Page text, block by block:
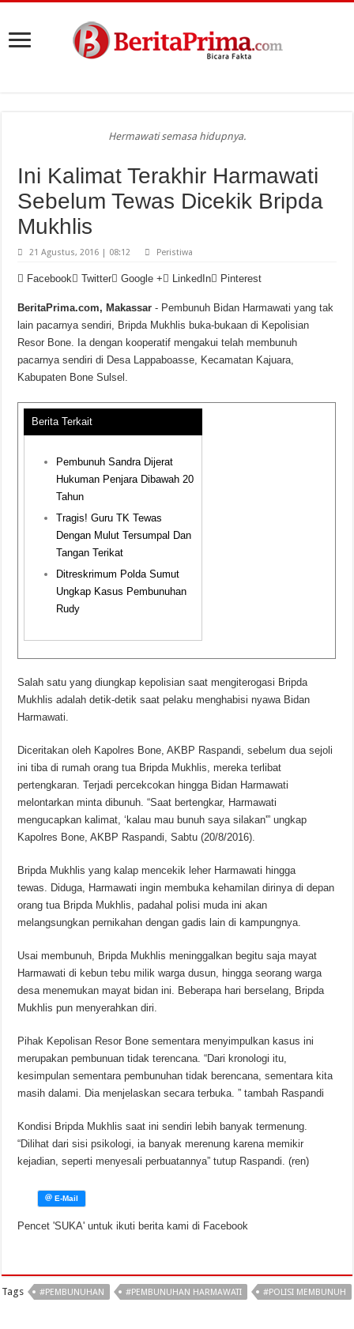
Hermawati semasa hidupnya.
Ini Kalimat Terakhir Harmawati
Sebelum Tewas Dicekik Bripda
Mukhlis
21 Agustus, 2016 | 08:12 Peristiwa
Facebook Twitter Google + LinkedIn Pinterest
BeritaPrima.com, Makassar - Pembunuh Bidan Harmawati yang tak
lain pacarnya sendiri, Bripda Mukhlis buka-bukaan di Kepolisian
Resor Bone. Ia dengan kooperatif mengakui telah membunuh
pacarnya sendiri di Desa Lappaboasse, Kecamatan Kajuara,
Kabupaten Bone Sulsel.
Berita Terkait
Pembunuh Sandra Dijerat
Hukuman Penjara Dibawah 20
Tahun
Tragis! Guru TK Tewas
Dengan Mulut Tersumpal Dan
Tangan Terikat
Ditreskrimum Polda Sumut
Ungkap Kasus Pembunuhan
Rudy
Salah satu yang diungkap kepolisian saat mengiterogasi Bripda
Mukhlis adalah detik-detik saat pelaku menghabisi nyawa Bidan
Harmawati.
Diceritakan oleh Kapolres Bone, AKBP Raspandi, sebelum dua sejoli
ini tiba di rumah orang tua Bripda Mukhlis, mereka terlibat
pertengkaran. Terjadi percekcokan hingga Bidan Harmawati
melontarkan minta dibunuh. “Saat bertengkar, Harmawati
mengucapkan kalimat, ‘kalau mau bunuh saya silakan'” ungkap
Kapolres Bone, AKBP Raspandi, Sabtu (20/8/2016).
Bripda Mukhlis yang kalap mencekik leher Harmawati hingga
tewas. Diduga, Harmawati ingin membuka kehamilan dirinya di depan
orang tua Bripda Mukhlis, padahal polisi muda ini akan
melangsungkan pernikahan dengan gadis lain di kampungnya.
Usai membunuh, Bripda Mukhlis meninggalkan begitu saja mayat
Harmawati di kebun tebu milik warga dusun, hingga seorang warga
desa menemukan mayat bidan ini. Beberapa hari berselang, Bripda
Mukhlis pun menyerahkan diri.
Pihak Kepolisan Resor Bone sementara menyimpulkan kasus ini
merupakan pembunuan tidak terencana. “Dari kronologi itu,
kesimpulan sementara pembunuhan tidak berencana, sementara kita
masih dalami. Dia menjelaskan secara terbuka. ” tambah Raspandi
Kondisi Bripda Mukhlis saat ini sendiri lebih banyak termenung.
“Dilihat dari sisi psikologi, ia banyak merenung karena memikir
kejadian, seperti menyesali perbuatannya” tutup Raspandi. (ren)
Pencet 'SUKA' untuk ikuti berita kami di Facebook
Tags #PEMBUNUHAN #PEMBUNUHAN HARMAWATI #POLISI MEMBUNUH